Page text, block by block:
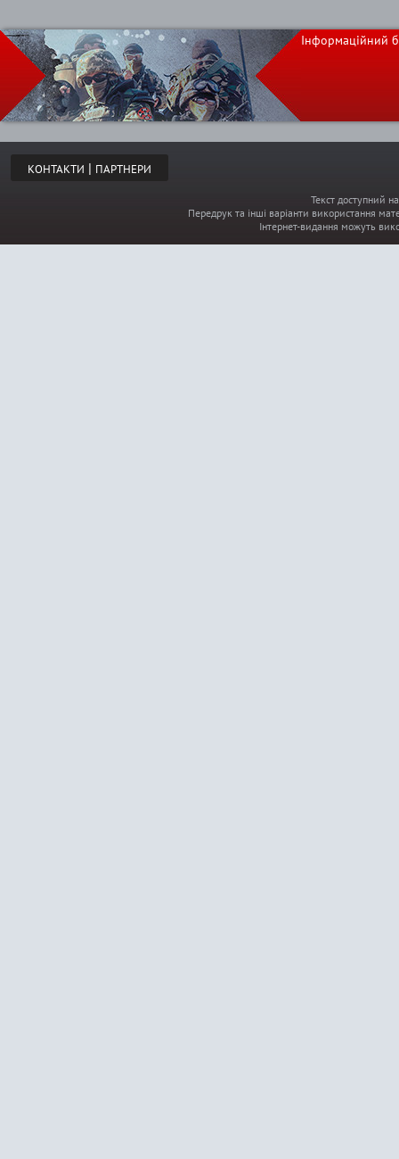
Інформаційний
КОНТАКТИ | ПАРТНЕРИ
Текст доступний
Передрук та інші варіанти використання
Інтернет-видання можуть